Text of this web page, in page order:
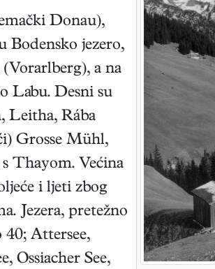
Donau),
jezero,
a na
Labu. Desni su
Leitha, Rába
Grosse Mühl,
Thayom. Većina
i ljeti zbog
Jezera, pretežno
40; Attersee,
Ossiacher See,